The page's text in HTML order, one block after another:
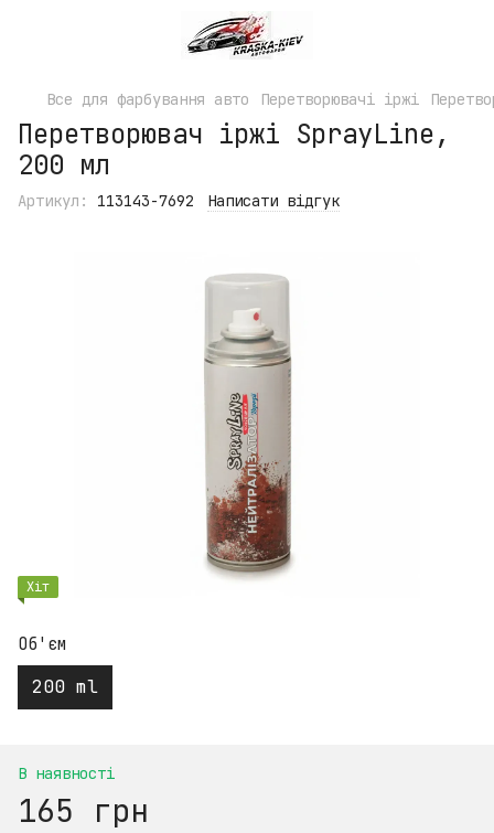
Все для фарбування авто Перетворювачі іржі
Перетворювач іржі SprayLine,
200 мл
Артикул: 113143-7692 Написати відгук
Хіт
Об'єм
200 ml
В наявності
165 грн